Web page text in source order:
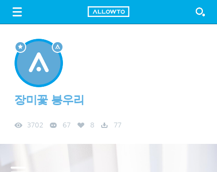
FREE DOWNLOAD
장미꽃 봉우리
3702 67 8 77